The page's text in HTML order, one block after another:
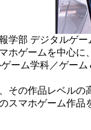
学部 デジタルゲ
ホゲームを中心
ーム学科／ゲー
の作品レベルの
マホゲーム作品